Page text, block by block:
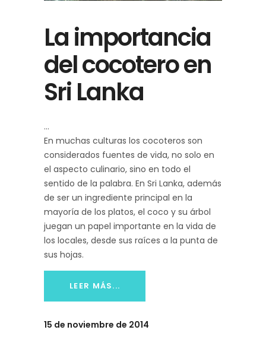
La importancia
del cocotero en
Sri Lanka
En muchas culturas los cocoteros son
considerados fuentes de vida, no solo en
el aspecto culinario, sino en todo el
sentido de la palabra. En Sri Lanka, además
de ser un ingrediente principal en la
mayoría de los platos, el coco y su árbol
juegan un papel importante en la vida de
los locales, desde sus raíces a la punta de
sus hojas.
LEER MÁS...
15 de noviembre de 2014